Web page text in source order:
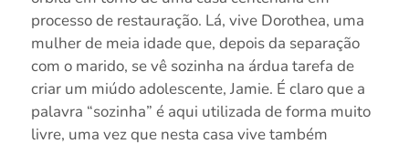
processo de restauração. Lá, vive Dorothea, uma
mulher de meia idade que, depois da separação
com o marido, se vê sozinha na árdua tarefa de
criar um miúdo adolescente, Jamie. É claro que a
palavra “sozinha” é aqui utilizada de forma muito
livre, uma vez que nesta casa vive também